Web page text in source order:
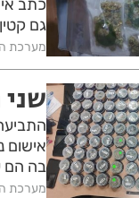
גם קטין
מערכת
אישום
בה הם
מערכת